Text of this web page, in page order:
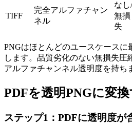
TIFF
完全アルファチャン
ネル
なし/
無損
失
PNGはほとんどのユースケースに
します。品質劣化のない無損失圧
アルファチャンネル透明度を持ち
PDFを透明PNGに変
ステップ1：PDFに透明度が